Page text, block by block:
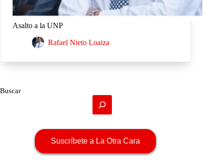
Asalto a la UNP
Rafael Nieto Loaiza
Buscar
Suscríbete a La Otra Cara